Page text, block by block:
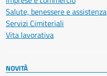
Salute, benessere e assistenza
Servizi Cimiteriali
Vita lavorativa
NOVITÀ